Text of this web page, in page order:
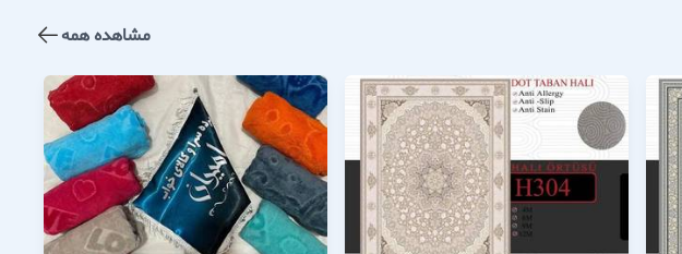
مشاهده همه